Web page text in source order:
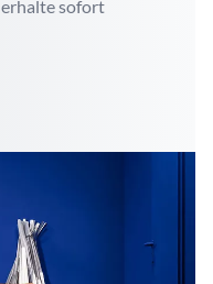
sofort